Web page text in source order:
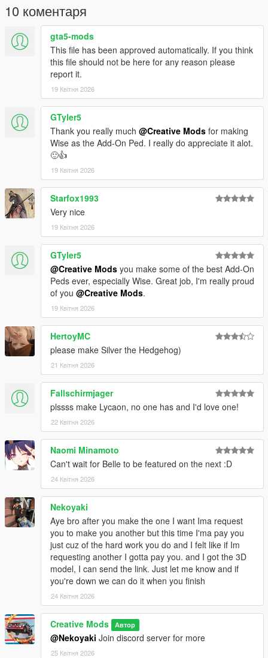
10 коментаря
gta5-mods
This file has been approved automatically. If you think
this file should not be here for any reason please
report it.
19 Квітня 2026
GTyler5
Thank you really much @Creative Mods for making
Wise as the Add-On Ped. I really do appreciate it alot.
🙂👍
19 Квітня 2026
Starfox1993
Very nice
19 Квітня 2026
GTyler5
@Creative Mods you make some of the best Add-On
Peds ever, especially Wise. Great job, I'm really proud
of you @Creative Mods.
19 Квітня 2026
HertoyMC
please make Silver the Hedgehog)
21 Квітня 2026
Fallschirmjager
plssss make Lycaon, no one has and I'd love one!
22 Квітня 2026
Naomi Minamoto
Can't wait for Belle to be featured on the next :D
24 Квітня 2026
Nekoyaki
Aye bro after you make the one I want Ima request
you to make you another but this time I'ma pay you
just cuz of the hard work you do and I felt like if Im
requesting another I gotta pay you. and I got the 3D
model, I can send the link. Just let me know and if
you're down we can do it when you finish
24 Квітня 2026
Creative Mods Автор
@Nekoyaki Join discord server for more
25 Квітня 2026